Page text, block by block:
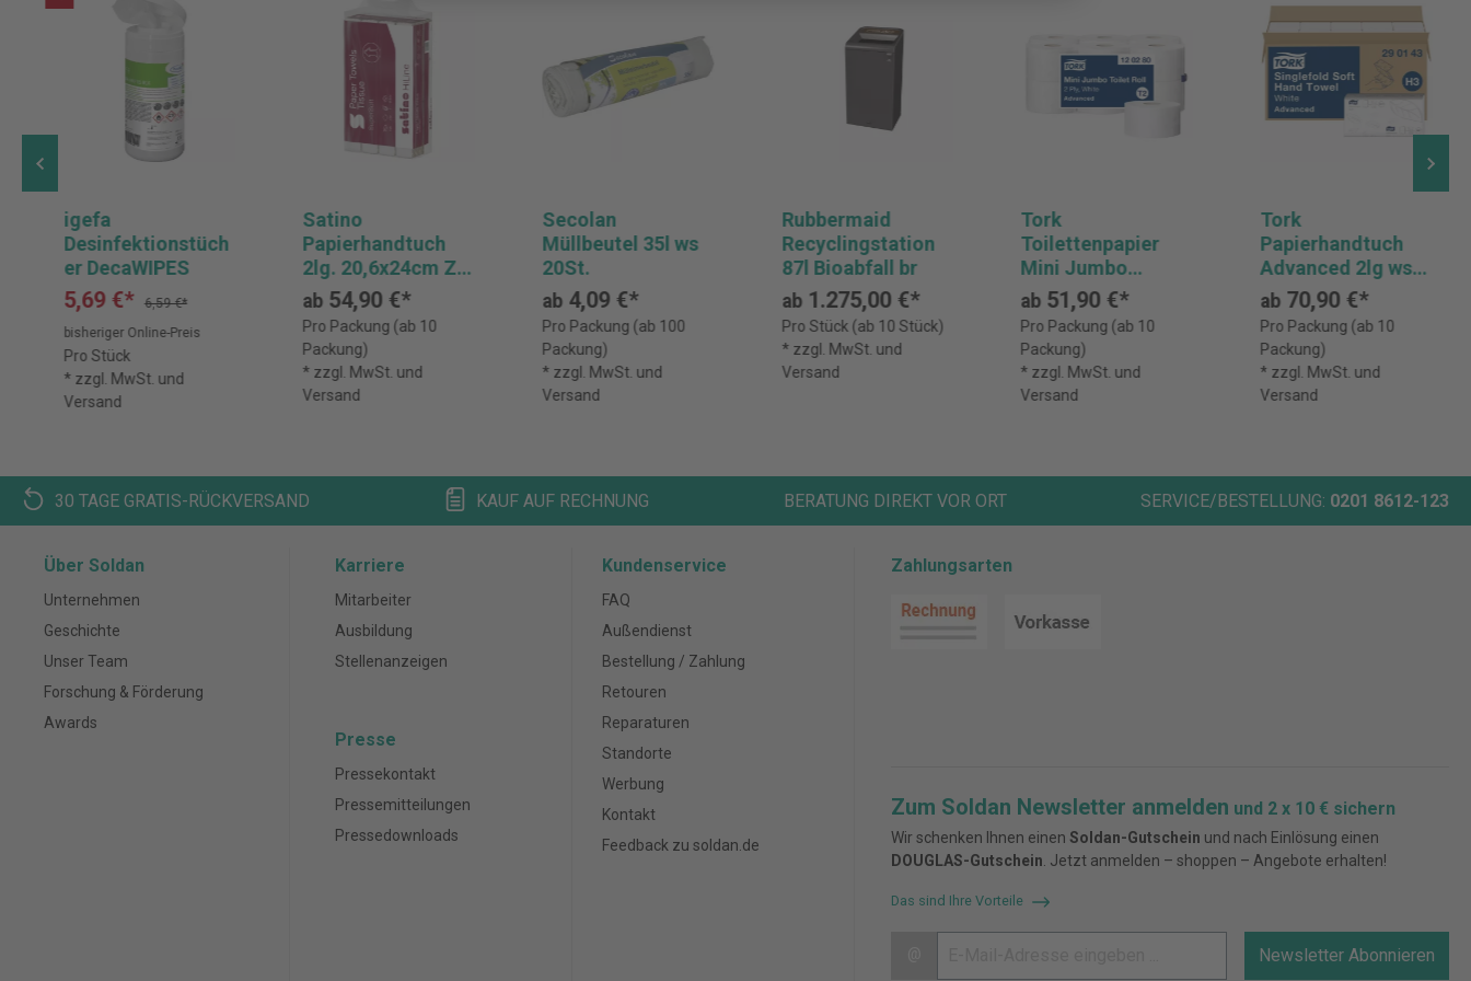
igefa
Desinfektionstüch
er DecaWIPES
5,69 €*
6,59 €*
bisheriger Online-Preis
Pro Stück
* zzgl. MwSt. und
Versand
Satino
Papierhandtuch
2lg. 20,6x24cm Z-
Falz ws 25x150Bl.
ab 54,90 €*
Pro Packung (ab 10
Packung)
* zzgl. MwSt. und
Versand
Secolan
Müllbeutel 35l ws
20St.
ab 4,09 €*
Pro Packung (ab 100
Packung)
* zzgl. MwSt. und
Versand
Rubbermaid
Recyclingstation
87l Bioabfall br
ab1.275,00 €*
Pro Stück (ab 10 Stück)
* zzgl. MwSt. und
Versand
Tork
Toilettenpapier
Mini Jumbo
System 170m ws
12 St.
ab 51,90 €*
Pro Packung (ab 10
Packung)
* zzgl. MwSt. und
Versand
Tork
Papierhandtuch
Advanced 2lg ws
15x250St
ab 70,90 €*
Pro Packung (ab 10
Packung)
* zzgl. MwSt. und
Versand
30 TAGE GRATIS-RÜCKVERSAND KAUF AUF RECHNUNG BERATUNG DIREKT VOR ORT SERVICE/BESTELLUNG: 0201 8612-123
Über Soldan
Unternehmen
Geschichte
Unser Team
Forschung & Förderung
Awards
Karriere
Mitarbeiter
Ausbildung
Stellenanzeigen
Presse
Pressekontakt
Pressemitteilungen
Pressedownloads
Kundenservice
FAQ
Außendienst
Bestellung / Zahlung
Retouren
Reparaturen
Standorte
Werbung
Kontakt
Feedback zu soldan.de
Zahlungsarten
Zum Soldan Newsletter anmelden und 2 x 10 € sichern
Wir schenken Ihnen einen Soldan-Gutschein und nach Einlösung einen
DOUGLAS-Gutschein . Jetzt anmelden – shoppen – Angebote erhalten!
Das sind Ihre Vorteile
Newsletter Abonnieren